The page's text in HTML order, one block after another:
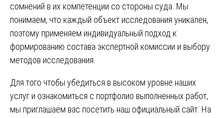
сомнений в их компетенции со стороны суда. Мы
понимаем, что каждый объект исследования уникален,
поэтому применяем индивидуальный подход к
формированию состава экспертной комиссии и выбору
методов исследования.
Для того чтобы убедиться в высоком уровне наших
услуг и ознакомиться с портфолио выполненных работ,
мы приглашаем вас посетить наш официальный сайт. На